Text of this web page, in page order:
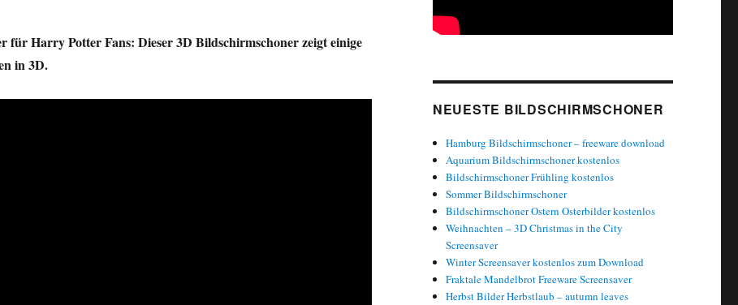
für Harry Potter Fans: Dieser 3D Bildschirmschoner zeigt einige
in 3D.
NEUESTE BILDSCHIRMSCHONER
Hamburg Bildschirmschoner – freeware download
Aquarium Bildschirmschoner kostenlos
Bildschirmschoner Frühling kostenlos
Sommer Bildschirmschoner
Bildschirmschoner Ostern Osterbilder kostenlos
Weihnachten – 3D Christmas in the City
Screensaver
Winter Screensaver kostenlos zum Download
Fraktale Mandelbrot Freeware Screensaver
Herbst Bilder Herbstlaub – autumn leaves